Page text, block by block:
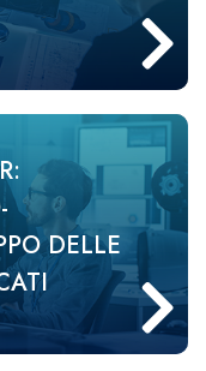
DELLE